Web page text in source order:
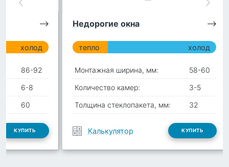
холод
86-92
6-8
60
КУПИТЬ
Недорогие окна
тепло холод
Монтажная ширина, мм:
58-60
Количество камер:
3-5
Толщина стеклопакета, мм:
32
Калькулятор КУПИТЬ